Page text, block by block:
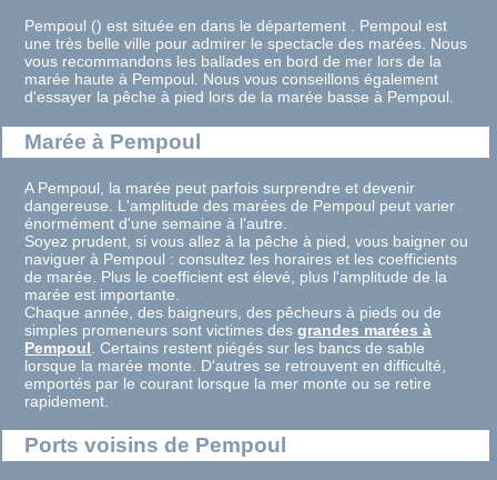
Pempoul () est située en dans le département . Pempoul est
une très belle ville pour admirer le spectacle des marées. Nous
vous recommandons les ballades en bord de mer lors de la
marée haute à Pempoul. Nous vous conseillons également
d'essayer la pêche à pied lors de la marée basse à Pempoul.
Marée à Pempoul
A Pempoul, la marée peut parfois surprendre et devenir
dangereuse. L'amplitude des marées de Pempoul peut varier
énormément d'une semaine à l'autre.
Soyez prudent, si vous allez à la pêche à pied, vous baigner ou
naviguer à Pempoul : consultez les horaires et les coefficients
de marée. Plus le coefficient est élevé, plus l'amplitude de la
marée est importante.
Chaque année, des baigneurs, des pêcheurs à pieds ou de
simples promeneurs sont victimes desgrandes marées à
Pempoul . Certains restent piégés sur les bancs de sable
lorsque la marée monte. D'autres se retrouvent en difficulté,
emportés par le courant lorsque la mer monte ou se retire
rapidement.
Ports voisins de Pempoul